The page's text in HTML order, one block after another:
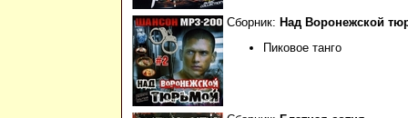
Сборник: Над Воронежской
Пиковое танго